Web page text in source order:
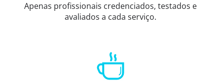
Apenas profissionais credenciados, testados e
avaliados a cada serviço.